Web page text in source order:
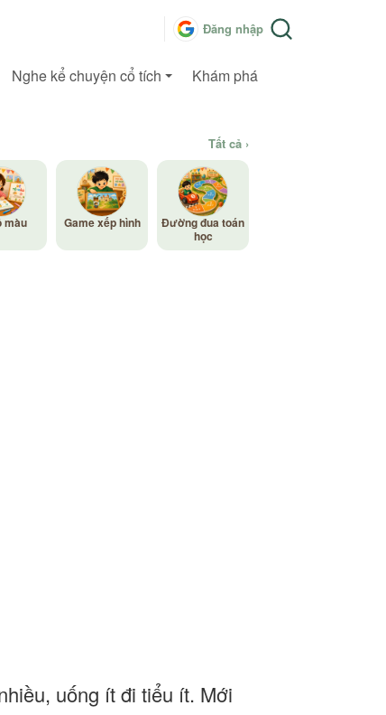
Đăng nhập
Nghe kể chuyện cổ tích Khám phá
Tất cả ›
màu Game xếp hình
Đường đua toán
học
uống ít đi tiểu ít. Mới